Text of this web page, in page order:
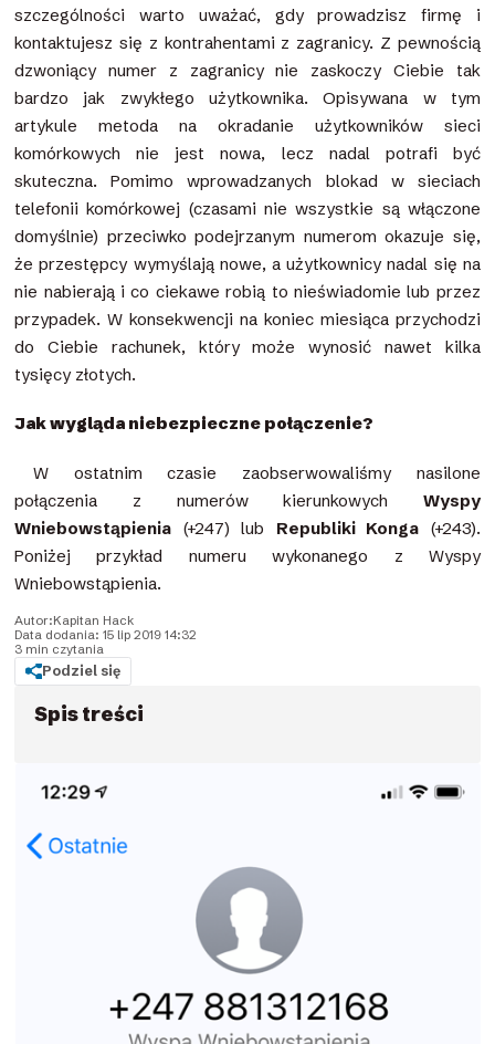
szczególności warto uważać, gdy prowadzisz firmę i
kontaktujesz się z kontrahentami z zagranicy. Z pewnością
dzwoniący numer z zagranicy nie zaskoczy Ciebie tak
bardzo jak zwykłego użytkownika. Opisywana w tym
artykule metoda na okradanie użytkowników sieci
komórkowych nie jest nowa, lecz nadal potrafi być
skuteczna. Pomimo wprowadzanych blokad w sieciach
telefonii komórkowej (czasami nie wszystkie są włączone
domyślnie) przeciwko podejrzanym numerom okazuje się,
że przestępcy wymyślają nowe, a użytkownicy nadal się na
nie nabierają i co ciekawe robią to nieświadomie lub przez
przypadek. W konsekwencji na koniec miesiąca przychodzi
do Ciebie rachunek, który może wynosić nawet kilka
tysięcy złotych.
Jak wygląda niebezpieczne połączenie?
W ostatnim czasie zaobserwowaliśmy nasilone
połączenia z numerów kierunkowych Wyspy
Wniebowstąpienia (+247) lub Republiki Konga (+243).
Poniżej przykład numeru wykonanego z Wyspy
Wniebowstąpienia.
Autor:Kapitan Hack
Data dodania: 15 lip 2019 14:32
3 min czytania
Podziel się
Spis treści